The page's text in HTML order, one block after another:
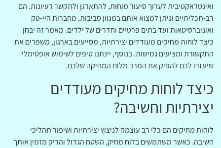
ואינטראקטיבית לערוך סיעור מוחות, להתארגן ולתקשר רעיונות. הם
רב-תכליתיים וניתן למצוא אותם במגוון סביבות, מחברות היי-טק
ואוניברסיטאות ועד בתים פרטיים וחדרים של ילדים. מאמר זה יבחן
כיצד לוחות מחיקים מעודדים יצירתיות, מסייעים בארגון, משפרים את
התקשורת ומציעים גמישות. בנוסף, יינתנו טיפים לשימוש אופטימלי
שיעזרו לכם להפיק את המרב מלוח המחיקה שלכם.
כיצד לוחות מחיקים מעודדים
יצירתיות וחשיבה?
לוחות מחיקים הם כלי רב עוצמה לניצוץ יצירתיות ושיפור תהליכי
חשיבה. כאשר משתמשים בלוח מחיק, השטח הגדול והריק מזמין אותך